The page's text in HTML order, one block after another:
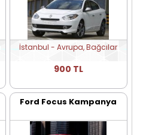
İstanbul - Avrupa, Bağcılar
900 TL
Ford Focus Kampanya